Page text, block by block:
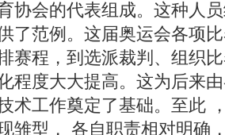
协会的代表组成。这种人
了范例。这届奥运会各项
赛程，到选派裁判、组织
程度大大提高。这为后来
术工作奠定了基础。至此
雏型， 各自职责相对明确